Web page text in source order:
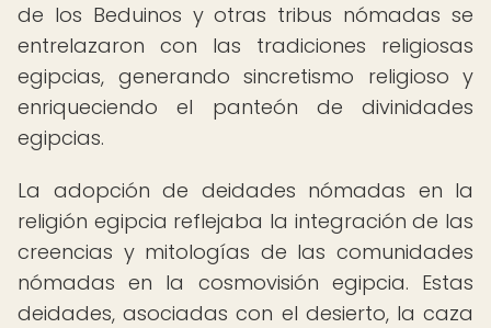
de los Beduinos y otras tribus nómadas se
entrelazaron con las tradiciones religiosas
egipcias, generando sincretismo religioso y
enriqueciendo el panteón de divinidades
egipcias.
La adopción de deidades nómadas en la
religión egipcia reflejaba la integración de las
creencias y mitologías de las comunidades
nómadas en la cosmovisión egipcia. Estas
deidades, asociadas con el desierto, la caza